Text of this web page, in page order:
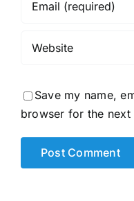
Save my name,
browser for the next